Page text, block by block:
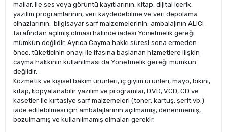
mallar, ile ses veya görüntü kayıtlarının, kitap, dijital içerik,
yazılım programlarının, veri kaydedebilme ve veri depolama
cihazlarının, bilgisayar sarf malzemelerinin, ambalajının ALICI
tarafından açılmış olması halinde iadesi Yönetmelik gereği
mümkün değildir. Ayrıca Cayma hakkı süresi sona ermeden
önce, tüketicinin onayı ile ifasına başlanan hizmetlere ilişkin
cayma hakkının kullanılması da Yönetmelik gereği mümkün
değildir.
Kozmetik ve kişisel bakım ürünleri, iç giyim ürünleri, mayo, bikini,
kitap, kopyalanabilir yazılım ve programlar, DVD, VCD, CD ve
kasetler ile kırtasiye sarf malzemeleri (toner, kartuş, şerit vb.)
iade edilebilmesi için ambalajlarının açılmamış, denenmemiş,
bozulmamış ve kullanılmamış olmaları gerekir.